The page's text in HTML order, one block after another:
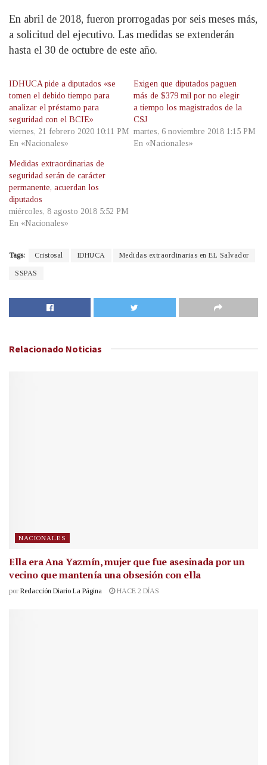
En abril de 2018, fueron prorrogadas por seis meses más,
a solicitud del ejecutivo. Las medidas se extenderán
hasta el 30 de octubre de este año.
IDHUCA pide a diputados «se
tomen el debido tiempo para
analizar el préstamo para
seguridad con el BCIE»
viernes, 21 febrero 2020 10:11 PM
En «Nacionales»
Exigen que diputados paguen
más de $379 mil por no elegir
a tiempo los magistrados de la
CSJ
martes, 6 noviembre 2018 1:15 PM
En «Nacionales»
Medidas extraordinarias de
seguridad serán de carácter
permanente, acuerdan los
diputados
miércoles, 8 agosto 2018 5:52 PM
En «Nacionales»
Tags: Cristosal IDHUCA Medidas extraordinarias en EL Salvador
SSPAS
Relacionado Noticias
NACIONALES
Ella era Ana Yazmín, mujer que fue asesinada por un
vecino que mantenía una obsesión con ella
por Redacción Diario La Página HACE 2 DÍAS